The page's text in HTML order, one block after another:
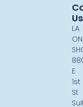
Us
LA
E
1st
St